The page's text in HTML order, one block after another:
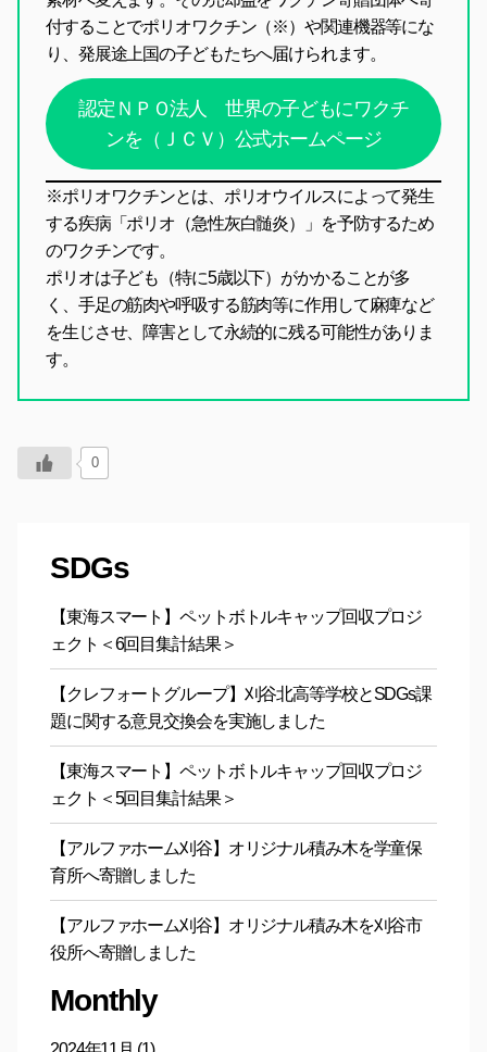
付することでポリオワクチン（※）や関連機器等にな
り、発展途上国の子どもたちへ届けられます。
認定ＮＰＯ法人 世界の子どもにワクチ
ンを（ＪＣＶ）公式ホームページ
※ポリオワクチンとは、ポリオウイルスによって発生
する疾病「ポリオ（急性灰白髄炎）」を予防するため
のワクチンです。
ポリオは子ども（特に5歳以下）がかかることが多
く、手足の筋肉や呼吸する筋肉等に作用して麻痺など
を生じさせ、障害として永続的に残る可能性がありま
す。
0
SDGs
【東海スマート】ペットボトルキャップ回収プロジ
ェクト＜6回目集計結果＞
【クレフォートグループ】刈谷北高等学校とSDGs課
題に関する意見交換会を実施しました
【東海スマート】ペットボトルキャップ回収プロジ
ェクト＜5回目集計結果＞
【アルファホーム刈谷】オリジナル積み木を学童保
育所へ寄贈しました
【アルファホーム刈谷】オリジナル積み木を刈谷市
役所へ寄贈しました
Monthly